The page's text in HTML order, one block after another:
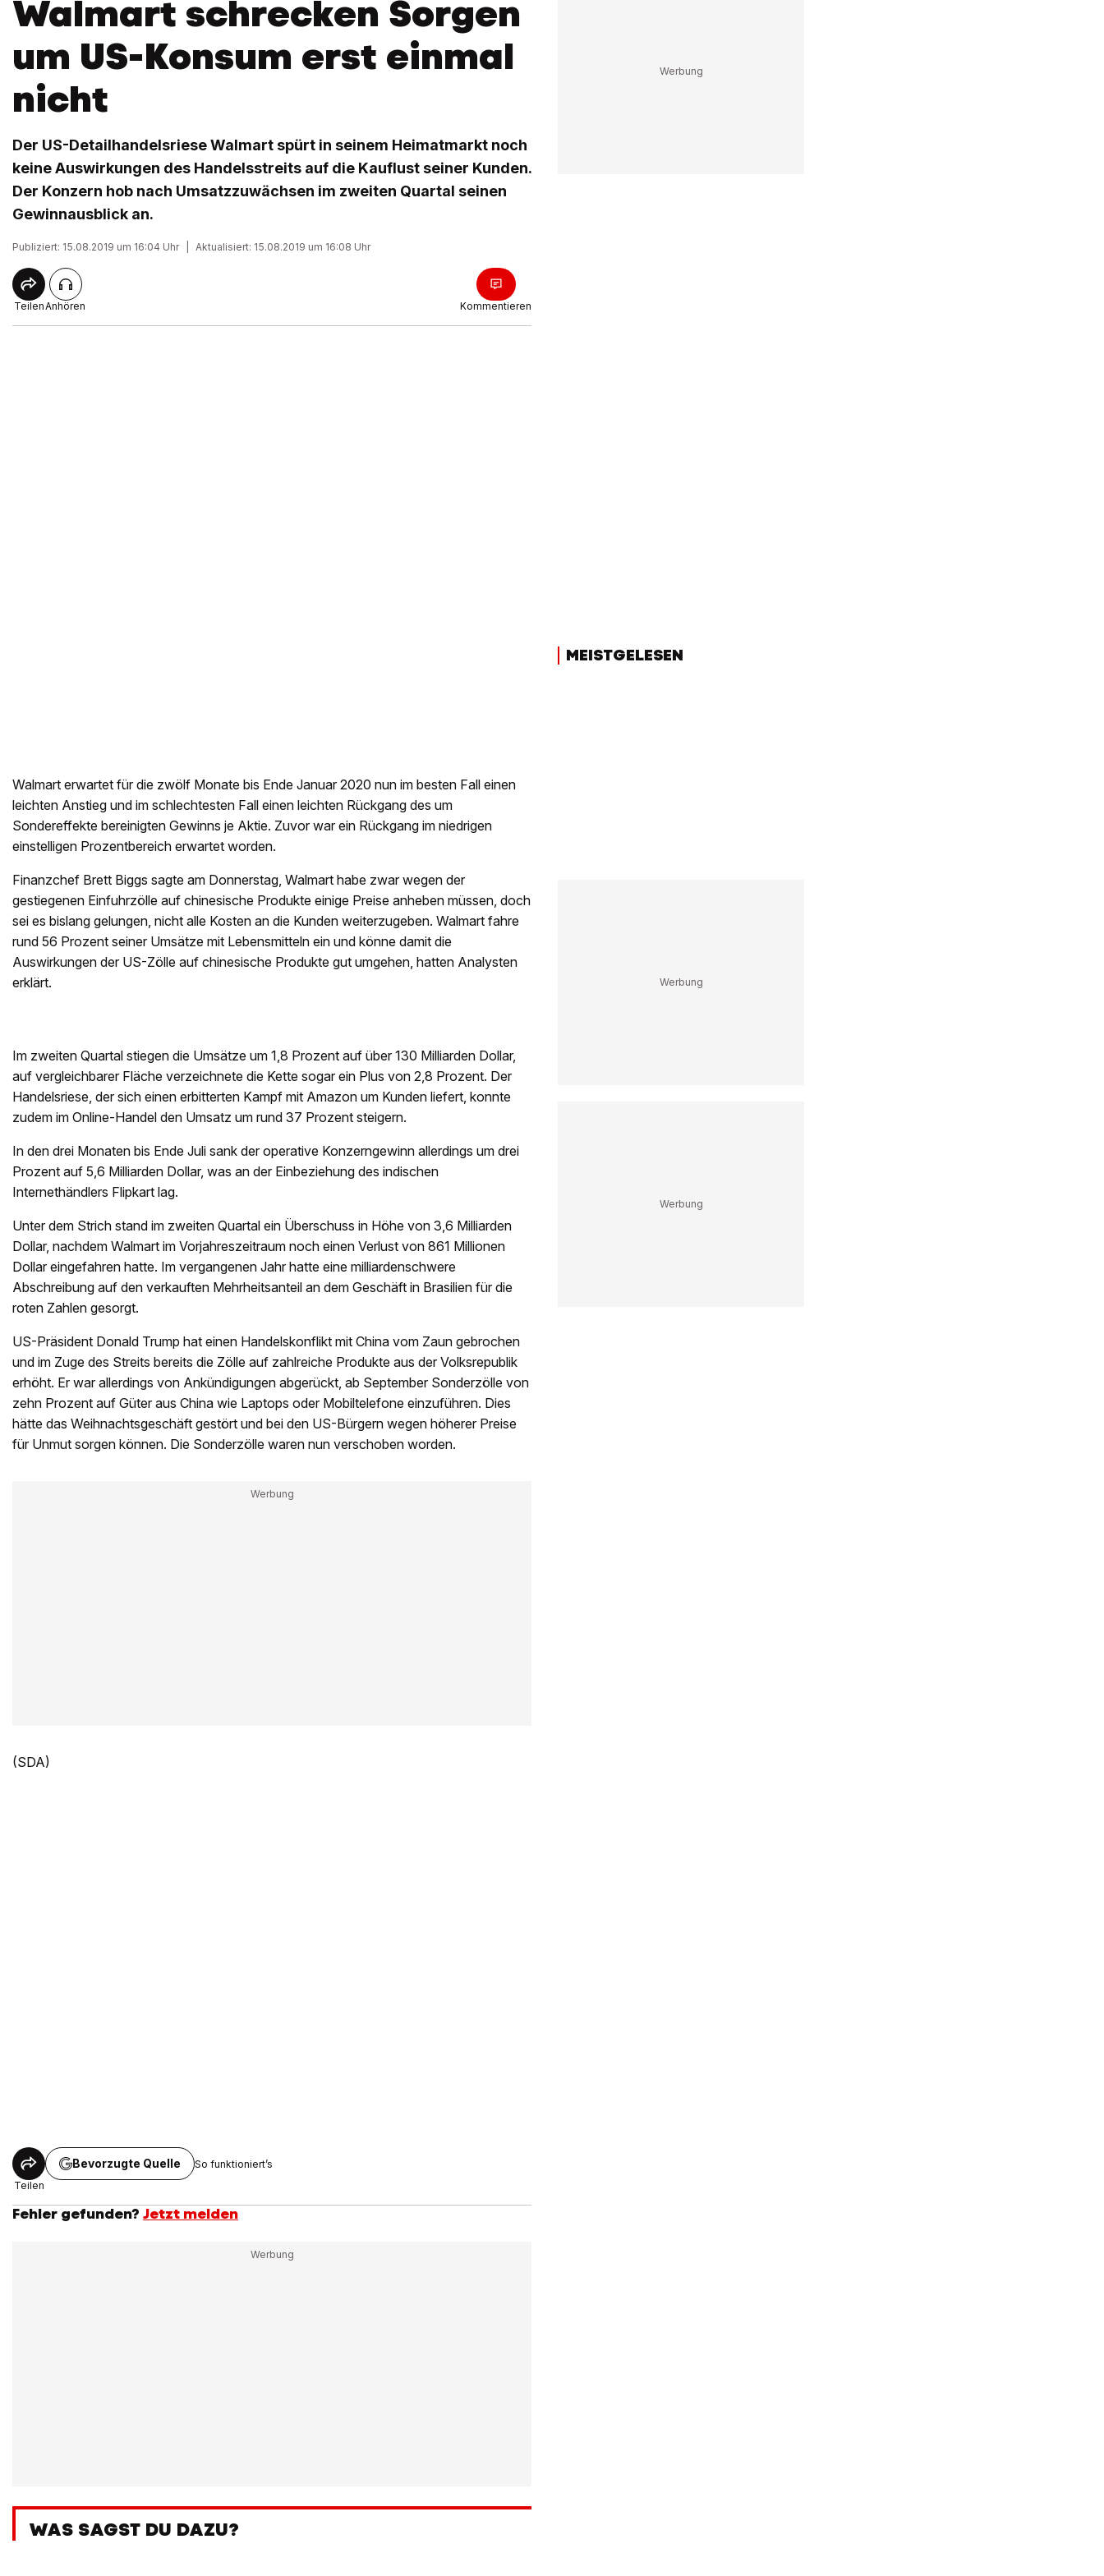
Walmart schrecken Sorgen
um US-Konsum erst einmal
nicht
Der US-Detailhandelsriese Walmart spürt in seinem Heimatmarkt noch
keine Auswirkungen des Handelsstreits auf die Kauflust seiner Kunden.
Der Konzern hob nach Umsatzzuwächsen im zweiten Quartal seinen
Gewinnausblick an.
Publiziert: 15.08.2019 um 16:04 Uhr Aktualisiert: 15.08.2019 um 16:08 Uhr
TeilenAnhören Kommentieren
Walmart erwartet für die zwölf Monate bis Ende Januar 2020 nun im besten Fall einen
leichten Anstieg und im schlechtesten Fall einen leichten Rückgang des um
Sondereffekte bereinigten Gewinns je Aktie. Zuvor war ein Rückgang im niedrigen
einstelligen Prozentbereich erwartet worden.
Finanzchef Brett Biggs sagte am Donnerstag, Walmart habe zwar wegen der
gestiegenen Einfuhrzölle auf chinesische Produkte einige Preise anheben müssen, doch
sei es bislang gelungen, nicht alle Kosten an die Kunden weiterzugeben. Walmart fahre
rund 56 Prozent seiner Umsätze mit Lebensmitteln ein und könne damit die
Auswirkungen der US-Zölle auf chinesische Produkte gut umgehen, hatten Analysten
erklärt.
Im zweiten Quartal stiegen die Umsätze um 1,8 Prozent auf über 130 Milliarden Dollar,
auf vergleichbarer Fläche verzeichnete die Kette sogar ein Plus von 2,8 Prozent. Der
Handelsriese, der sich einen erbitterten Kampf mit Amazon um Kunden liefert, konnte
zudem im Online-Handel den Umsatz um rund 37 Prozent steigern.
In den drei Monaten bis Ende Juli sank der operative Konzerngewinn allerdings um drei
Prozent auf 5,6 Milliarden Dollar, was an der Einbeziehung des indischen
Internethändlers Flipkart lag.
Unter dem Strich stand im zweiten Quartal ein Überschuss in Höhe von 3,6 Milliarden
Dollar, nachdem Walmart im Vorjahreszeitraum noch einen Verlust von 861 Millionen
Dollar eingefahren hatte. Im vergangenen Jahr hatte eine milliardenschwere
Abschreibung auf den verkauften Mehrheitsanteil an dem Geschäft in Brasilien für die
roten Zahlen gesorgt.
US-Präsident Donald Trump hat einen Handelskonflikt mit China vom Zaun gebrochen
und im Zuge des Streits bereits die Zölle auf zahlreiche Produkte aus der Volksrepublik
erhöht. Er war allerdings von Ankündigungen abgerückt, ab September Sonderzölle von
zehn Prozent auf Güter aus China wie Laptops oder Mobiltelefone einzuführen. Dies
hätte das Weihnachtsgeschäft gestört und bei den US-Bürgern wegen höherer Preise
für Unmut sorgen können. Die Sonderzölle waren nun verschoben worden.
(SDA)
Teilen
Bevorzugte Quelle So funktioniert’s
Fehler gefunden? Jetzt melden
WAS SAGST DU DAZU?
MEISTGELESEN